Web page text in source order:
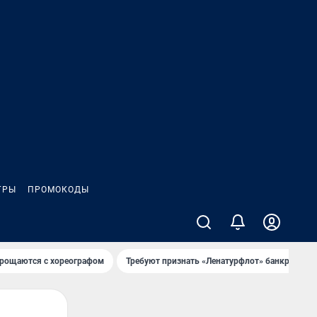
ПРОМОКОДЫ
с хореографом Требуют признать «Ленатурфлот» банкротом